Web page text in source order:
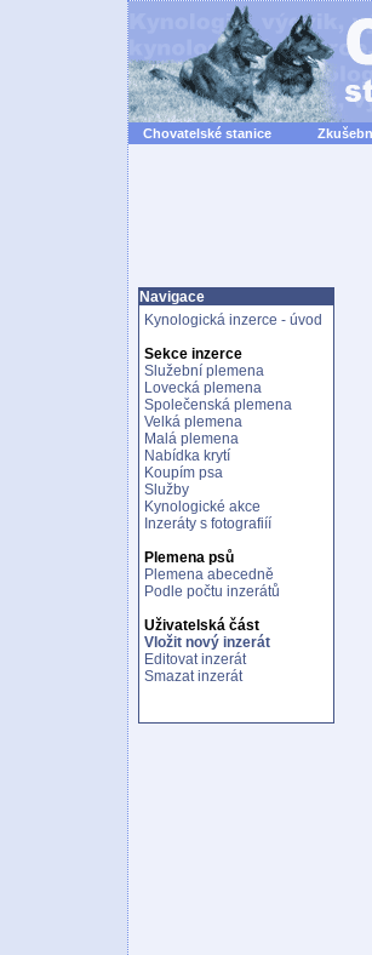
Chovatelské stanice
Navigace
Kynologická inzerce - úvod
Sekce inzerce
Služební plemena
Lovecká plemena
Společenská plemena
Velká plemena
Malá plemena
Nabídka krytí
Koupím psa
Služby
Kynologické akce
Inzeráty s fotografiíí
Plemena psů
Plemena abecedně
Podle počtu inzerátů
Uživatelská část
Vložit nový inzerát
Editovat inzerát
Smazat inzerát